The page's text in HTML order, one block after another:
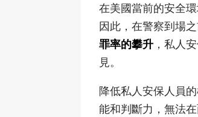
在美國當前的安全
因此，在警察到場
罪率的攀升 ，私人
見。
降低私人安保人員
能和判斷力，無法